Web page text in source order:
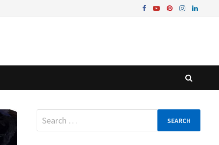
Search
for: